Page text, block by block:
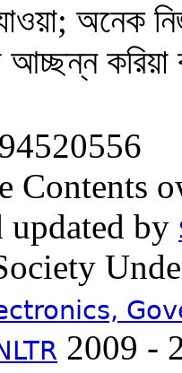
অনেক
করিয়া
Contents
updated by
2009 -